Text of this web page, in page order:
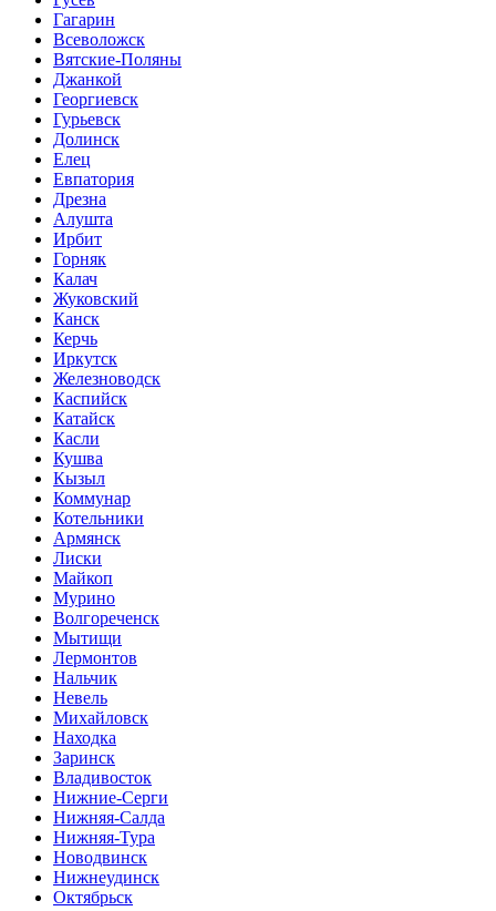
Гагарин
Всеволожск
Вятские-Поляны
Джанкой
Георгиевск
Гурьевск
Долинск
Елец
Евпатория
Дрезна
Алушта
Ирбит
Горняк
Калач
Жуковский
Канск
Керчь
Иркутск
Железноводск
Каспийск
Катайск
Касли
Кушва
Кызыл
Коммунар
Котельники
Армянск
Лиски
Майкоп
Мурино
Волгореченск
Мытищи
Лермонтов
Нальчик
Невель
Михайловск
Находка
Заринск
Владивосток
Нижние-Серги
Нижняя-Салда
Нижняя-Тура
Новодвинск
Нижнеудинск
Октябрьск